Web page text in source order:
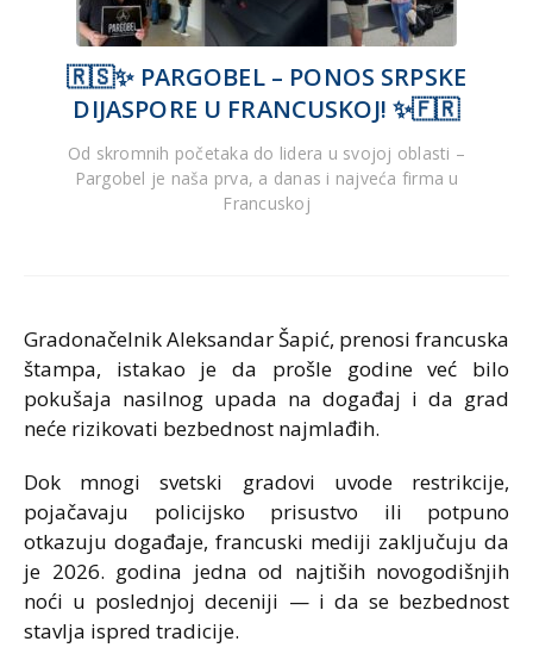
🇷🇸✨ PARGOBEL – PONOS SRPSKE
DIJASPORE U FRANCUSKOJ! ✨🇫🇷
Od skromnih početaka do lidera u svojoj oblasti –
Pargobel je naša prva, a danas i najveća firma u
Francuskoj
Gradonačelnik Aleksandar Šapić, prenosi francuska
štampa, istakao je da prošle godine već bilo
pokušaja nasilnog upada na događaj i da grad
neće rizikovati bezbednost najmlađih.
Dok mnogi svetski gradovi uvode restrikcije,
pojačavaju policijsko prisustvo ili potpuno
otkazuju događaje, francuski mediji zaključuju da
je 2026. godina jedna od najtiših novogodišnjih
noći u poslednjoj deceniji — i da se bezbednost
stavlja ispred tradicije.